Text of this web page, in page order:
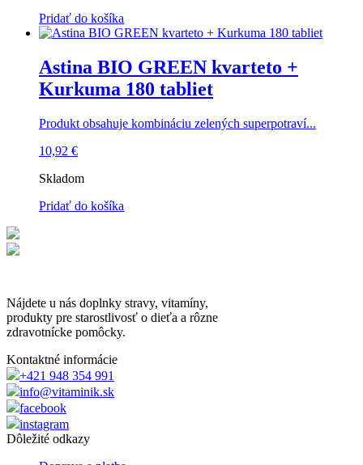
Pridať do košíka
Astina BIO GREEN kvarteto +
Kurkuma 180 tabliet
Produkt obsahuje kombináciu zelených superpotraví...
10,92 €
Skladom
Pridať do košíka
Nájdete u nás doplnky stravy, vitamíny,
produkty pre starostlivosť o dieťa a rôzne
zdravotnícke pomôcky.
Kontaktné informácie
+421 948 354 991
info@vitaminik.sk
facebook
instagram
Dôležité odkazy